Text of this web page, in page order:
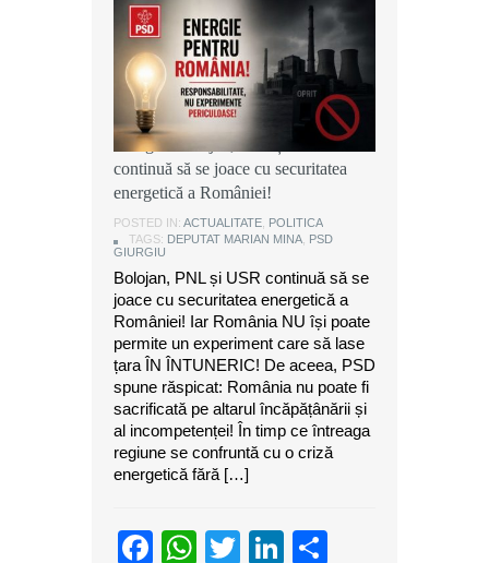
Marian Mina, deputat PSD de
Giurgiu: Bolojan, PNL și USR
continuă să se joace cu securitatea
energetică a României!
POSTED IN: ACTUALITATE POLITICA
TAGS: DEPUTAT MARIAN MINA PSD
GIURGIU
Bolojan, PNL și USR continuă să se
joace cu securitatea energetică a
României! Iar România NU își poate
permite un experiment care să lase
țara ÎN ÎNTUNERIC! De aceea, PSD
spune răspicat: România nu poate fi
sacrificată pe altarul încăpățânării și
al incompetenței! În timp ce întreaga
regiune se confruntă cu o criză
energetică fără […]
Facebook
WhatsApp
TwitterLinkedIn